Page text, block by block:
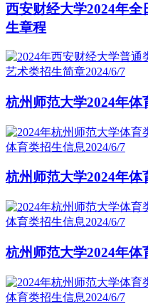
西安财经大学2024年
生章程
艺术类招生简章2024/6/7
杭州师范大学2024年
体育类招生信息2024/6/7
杭州师范大学2024年
体育类招生信息2024/6/7
杭州师范大学2024年
体育类招生信息2024/6/7